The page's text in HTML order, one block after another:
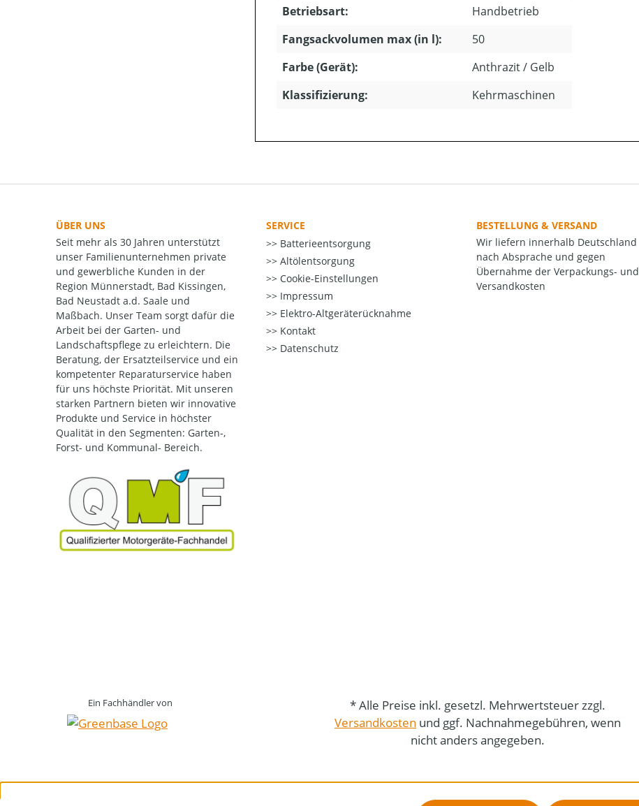
Betriebsart:
Handbetrieb
Fangsackvolumen max (in l):
50
Farbe (Gerät):
Anthrazit / Gelb
Klassifizierung:
Kehrmaschinen
ÜBER UNS
Seit mehr als 30 Jahren unterstützt
unser Familienunternehmen private
und gewerbliche Kunden in der
Region Münnerstadt, Bad Kissingen,
Bad Neustadt a.d. Saale und
Maßbach. Unser Team sorgt dafür die
Arbeit bei der Garten- und
Landschaftspflege zu erleichtern. Die
Beratung, der Ersatzteilservice und ein
kompetenter Reparaturservice haben
für uns höchste Priorität. Mit unseren
starken Partnern bieten wir innovative
Produkte und Service in höchster
Qualität in den Segmenten: Garten-,
Forst- und Kommunal- Bereich.
SERVICE
Batterieentsorgung
Altölentsorgung
Cookie-Einstellungen
Impressum
Elektro-Altgeräterücknahme
Kontakt
Datenschutz
BESTELLUNG & VERSAND
Wir liefern innerhalb Deutschland
nach Absprache und gegen
Übernahme der Verpackungs- und
Versandkosten
Ein Fachhändler von
* Alle Preise inkl. gesetzl. Mehrwertsteuer zzgl.
Versandkosten und ggf. Nachnahmegebühren, wenn
nicht anders angegeben.